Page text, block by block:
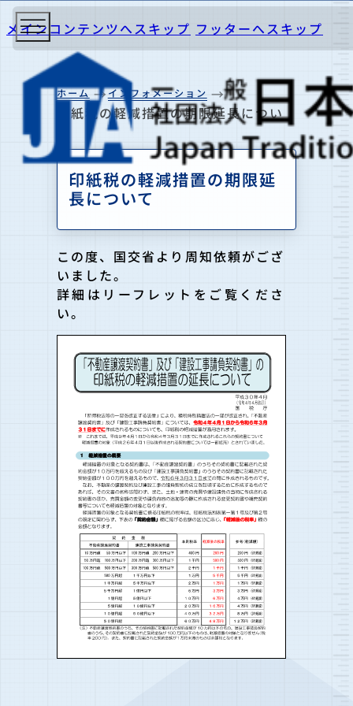
メインコンテンツへスキップ フッターへスキップ
ホーム インフォメーション
印紙税の軽減措置の期限延長につい
印紙税の軽減措置の期限延
長について
この度、国交省より周知依頼がござ
いました。
詳細はリーフレットをご覧くださ
い。